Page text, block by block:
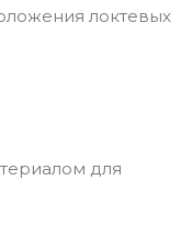
локтевых
для